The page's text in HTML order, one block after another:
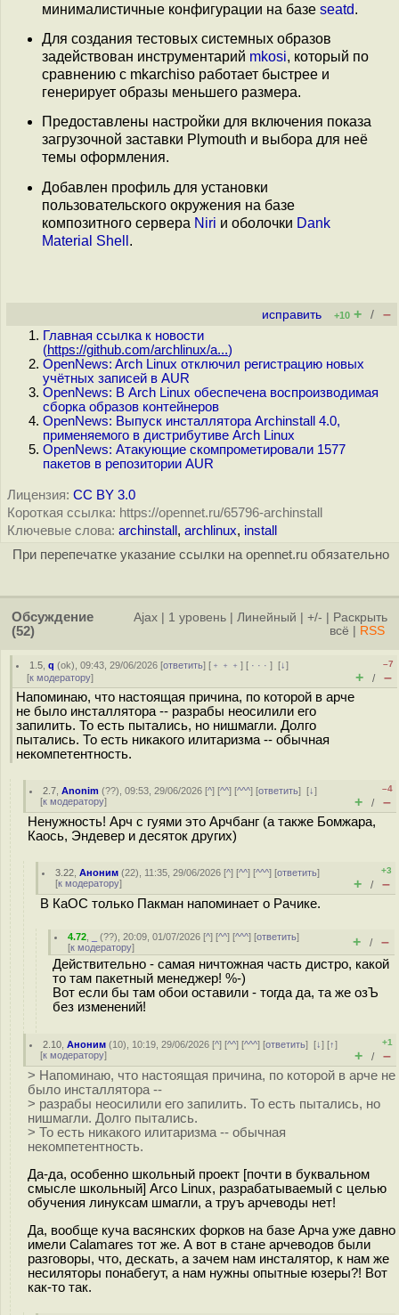
минималистичные конфигурации на базе seatd.
Для создания тестовых системных образов
задействован инструментарий mkosi, который по
сравнению с mkarchiso работает быстрее и
генерирует образы меньшего размера.
Предоставлены настройки для включения показа
загрузочной заставки Plymouth и выбора для неё
темы оформления.
Добавлен профиль для установки
пользовательского окружения на базе
композитного сервера Niri и оболочки Dank
Material Shell .
исправить +10 + / –
Главная ссылка к новости
(https://github.com/archlinux/a...)
OpenNews: Arch Linux отключил регистрацию новых
учётных записей в AUR
OpenNews: В Arch Linux обеспечена воспроизводимая
сборка образов контейнеров
OpenNews: Выпуск инсталлятора Archinstall 4.0,
применяемого в дистрибутиве Arch Linux
OpenNews: Атакующие скомпрометировали 1577
пакетов в репозитории AUR
Лицензия: CC BY 3.0
Короткая ссылка: https://opennet.ru/65796-archinstall
Ключевые слова: archinstall , archlinux, install
При перепечатке указание ссылки на opennet.ru обязательно
Обсуждение
(52)
Ajax 1 уровень Линейный +/-
Раскрыть
всё
RSS
1.5 ,q (ok), 09:43, 29/06/2026 [ответить] [ ﹢﹢﹢] [ · · ·][↓]
[к модератору]
–7
+ / –
Напоминаю, что настоящая причина, по которой в арче
не было инсталлятора -- разрабы неосилили его
запилить. То есть пытались, но нишмагли. Долго
пытались. То есть никакого илитаризма -- обычная
некомпетентность.
2.7 ,Anonim (??), 09:53, 29/06/2026 [^] [^^] [^^^] [ответить][↓]
[к модератору]
–4
+ / –
Ненужность! Арч с гуями это Арчбанг (а также Бомжара,
Каось, Эндевер и десяток других)
3.22 ,Аноним (22), 11:35, 29/06/2026 [^] [^^] [^^^] [ответить]
[к модератору]
+3
+ / –
В КаОС только Пакман напоминает о Рачике.
4.72 (??), 20:09, 01/07/2026 [^] [^^] [^^^] [ответить]
[к модератору] + / –
Действительно - самая ничтожная часть дистро, какой
то там пакетный менеджер! %-)
Вот если бы там обои оставили - тогда да, та же озЪ
без изменений!
2.10 ,Аноним (10), 10:19, 29/06/2026 [^] [^^] [^^^] [ответить][↓] [↑]
[к модератору]
+1
+ / –
> Напоминаю, что настоящая причина, по которой в арче не
было инсталлятора --
> разрабы неосилили его запилить. То есть пытались, но
нишмагли. Долго пытались.
> То есть никакого илитаризма -- обычная
некомпетентность.
Да-да, особенно школьный проект [почти в буквальном
смысле школьный] Arco Linux, разрабатываемый с целью
обучения линуксам шмагли, а труъ арчеводы нет!
Да, вообще куча васянских форков на базе Арча уже давно
имели Calamares тот же. А вот в стане арчеводов были
разговоры, что, дескать, а зачем нам инсталятор, к нам же
несиляторы понабегут, а нам нужны опытные юзеры?! Вот
как-то так.